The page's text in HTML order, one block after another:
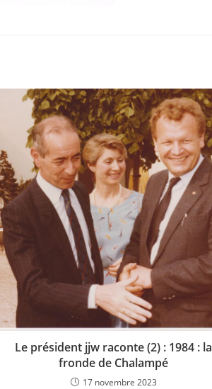
Le président jjw raconte (2) : 1984 : la
fronde de Chalampé
17 novembre 2023